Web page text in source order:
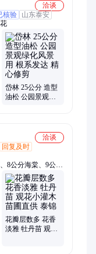
洽谈
核验
山东泰安
岱林 25公分 造型
油松 公园景观绿
洽谈
回复及时
8公分海棠、9公分
李、14公分紫叶
、丛生五角枫、丛
法桐、白蜡、榉
花瓣层数多 花香
淡雅 牡丹苗 观花